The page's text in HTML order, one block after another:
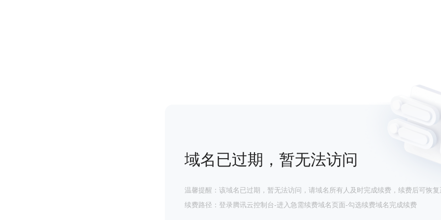
域名已过期，暂无法访问
温馨提醒：该域名已过期，暂无法访问，请域名所有人及时完成续费，续费后可恢复
续费路径：登录腾讯云控制台-进入急需续费域名页面-勾选续费域名完成续费